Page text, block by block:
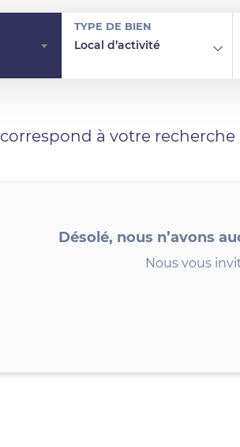
TYPE DE BIEN
Local d’activité
correspond à votre recherche
Désolé, nous n’avons
Nous vous